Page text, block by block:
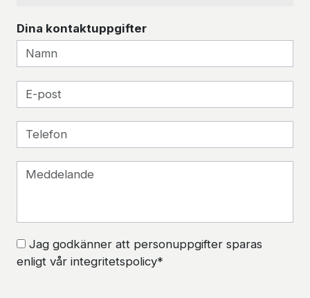
Dina kontaktuppgifter
Jag godkänner att personuppgifter sparas
enligt vår integritetspolicy*